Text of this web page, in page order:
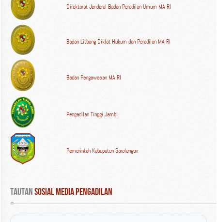
Direktorat Jenderal Badan Peradilan Umum MA RI
Badan Litbang Diklat Hukum dan Peradilan MA RI
Badan Pengawasan MA RI
Pengadilan Tinggi Jambi
Pemerintah Kabupaten Sarolangun
Tautan Sosial Media Pengadilan